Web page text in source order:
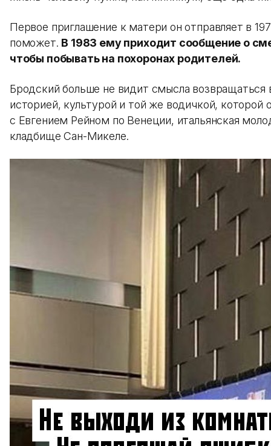
Первое приглашение к матери он отправляет в
поможет. В 1983 ему приходит сообщение о
чтобы побывать на похоронах родителей.
Бродский больше не видит смысла
историей, культурой и той же водичкой,
с Евгением Рейном по Венеции, итальянская
кладбище Сан-Микеле.